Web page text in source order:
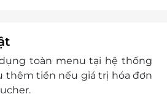
Rịa – Vũng Tàu
AEON MALL Bình Dương
Dương, Thuận An, Bình
toàn menu tại hệ thống
thêm tiền nếu giá trị hóa đơn